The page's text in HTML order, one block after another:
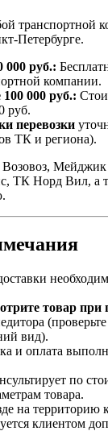
транспортной
Петербурге.
000 руб.:
компании.
000 руб.:
руб.
перевозки
ТК и региона).
Возовоз,
ТК Норд Вил, а
товар при
вид).
и оплата
по
товара.
на территорию
клиентом